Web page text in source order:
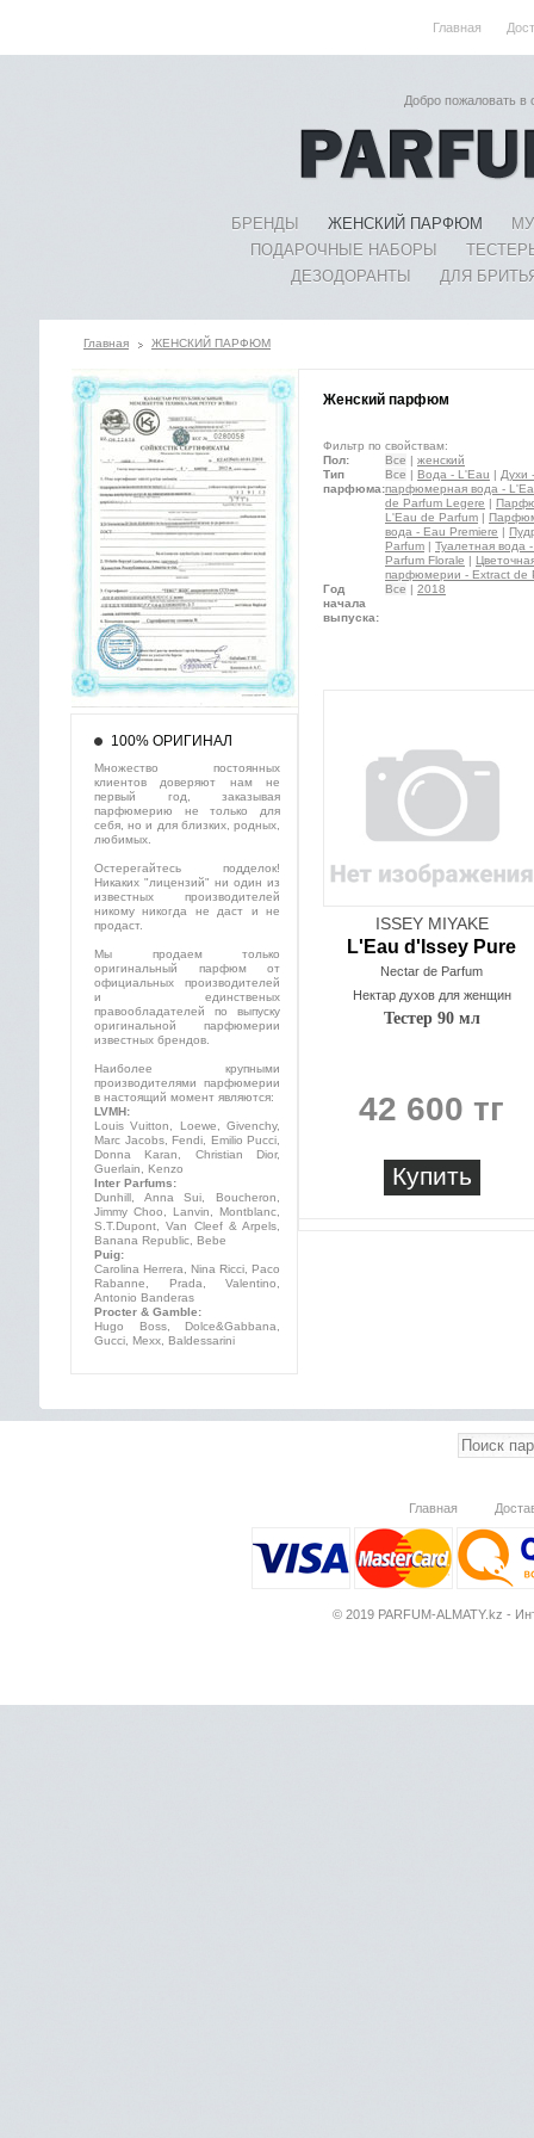
Главная
Добро пожаловать
БРЕНДЫ ЖЕНСКИЙ ПАРФЮМ
ПОДАРОЧНЫЕ НАБОРЫ
ДЕЗОДОРАНТЫ
ДЛЯ
Главная ЖЕНСКИЙ ПАРФЮМ
Женский парфюм
Фильтр по свойствам:
Пол:
Все | женский
Тип
парфюма:
Все | Вода - L'Eau | Духи
парфюмерная вода -
de Parfum Legere |
L'Eau de Parfum |
вода - Eau Premiere |
Parfum | Туалетная вода
Parfum Florale |
парфюмерии - Extract de
Год
начала
выпуска:
Все | 2018
ISSEY MIYAKE
L'Eau d'Issey Pure
Nectar de Parfum
Нектар духов для женщин
Тестер 90 мл
42 600 тг
Купить
100% ОРИГИНАЛ
Множество постоянных
клиентов доверяют нам не
первый год, заказывая
парфюмерию не только для
себя, но и для близких, родных,
любимых.
Остерегайтесь подделок!
Никаких "лицензий" ни один из
известных производителей
никому никогда не даст и не
продаст.
Мы продаем только
оригинальный парфюм от
официальных производителей
и единственых
правообладателей по выпуску
оригинальной парфюмерии
известных брендов.
Наиболее крупными
производителями парфюмерии
в настоящий момент являются:
LVMH:
Louis Vuitton, Loewe, Givenchy,
Marc Jacobs, Fendi, Emilio Pucci,
Donna Karan, Christian Dior,
Guerlain, Kenzo
Inter Parfums:
Dunhill, Anna Sui, Boucheron,
Jimmy Choo, Lanvin, Montblanc,
S.T.Dupont, Van Cleef & Arpels,
Banana Republic, Bebe
Puig:
Carolina Herrera, Nina Ricci, Paco
Rabanne, Prada, Valentino,
Antonio Banderas
Procter & Gamble:
Hugo Boss, Dolce&Gabbana,
Gucci, Mexx, Baldessarini
Главная
© 2019 PARFUM-ALMATY.kz -